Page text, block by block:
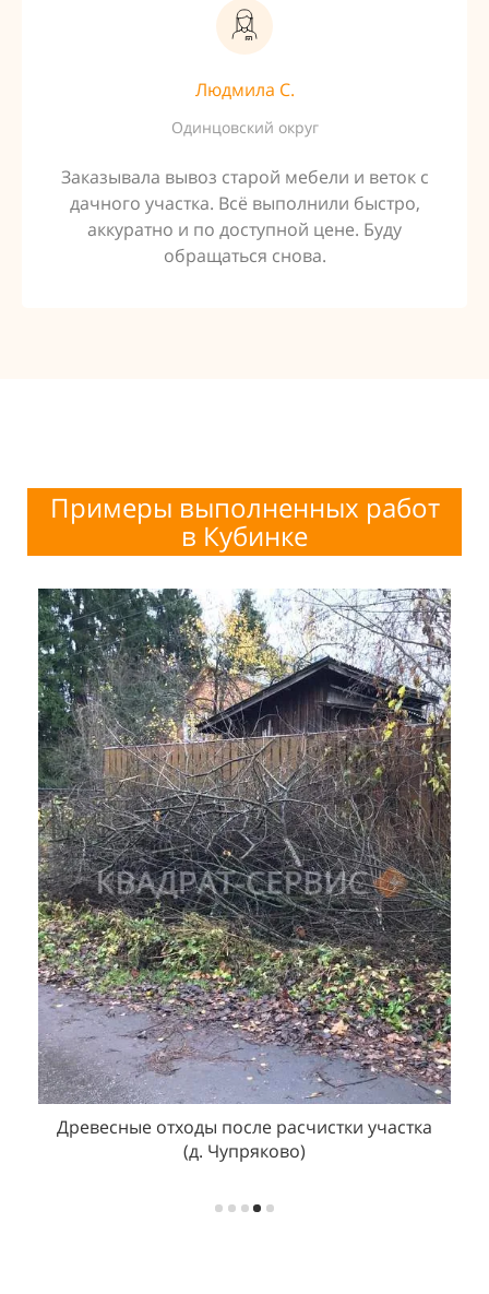
Людмила С.
Одинцовский округ
Заказывала вывоз старой мебели и веток с
дачного участка. Всё выполнили быстро,
аккуратно и по доступной цене. Буду
обращаться снова.
Примеры выполненных работ
в Кубинке
Строительные отходы контейнером объёмом
Кубинка, микрорайон Танковый)